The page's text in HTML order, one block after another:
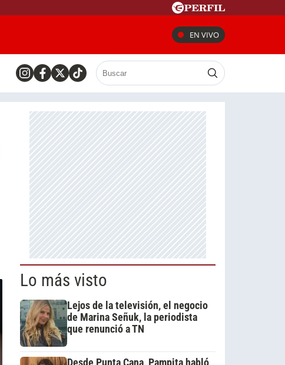
EN VIVO
Lo más visto
Lejos de la televisión, el negocio
de Marina Señuk, la periodista
que renunció a TN
Desde Punta Cana, Pampita habló